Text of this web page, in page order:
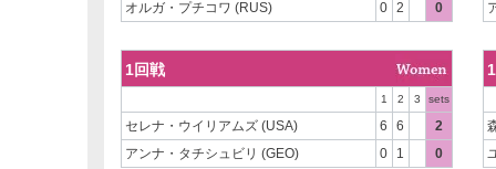
オルガ・プチコワ (RUS)
0 2 0
1回戦
1 2 3 sets
セレナ・ウイリアムズ (USA) 6 6
2
アンナ・タチシュビリ (GEO)
0 1 0